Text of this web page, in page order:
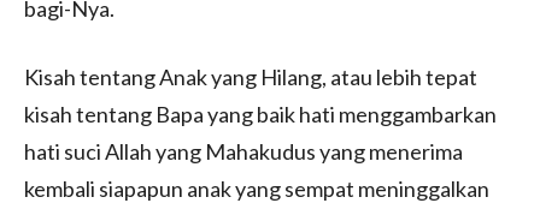
bagi-Nya.
Kisah tentang Anak yang Hilang, atau lebih tepat
kisah tentang Bapa yang baik hati menggambarkan
hati suci Allah yang Mahakudus yang menerima
kembali siapapun anak yang sempat meninggalkan